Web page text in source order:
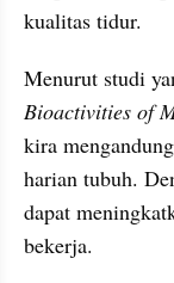
kualitas tidur.
Menurut studi
Bioactivities of
kira
harian tubuh.
dapat
bekerja.